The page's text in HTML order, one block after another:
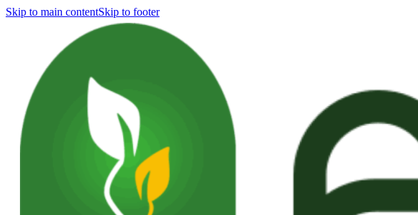
Skip to main contentSkip to footer